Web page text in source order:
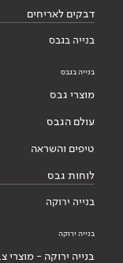
דבקים לאריחים
בנייה בגבס
בנייה בגבס
מוצרי גבס
עולם הגבס
טיפים והשראה
לוחות גבס
בנייה ירוקה
בנייה ירוקה
בנייה ירוקה - מוצרי